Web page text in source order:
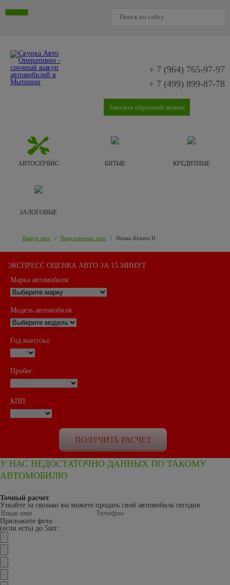
+ 7 (964) 765-97-97
+ 7 (499) 899-87-78
Заказать обратный звонок
АВТОСЕРВИС БИТЫЕ КРЕДИТНЫЕ
ЗАЛОГОВЫЕ
Выкуп авто / Выкупленные авто / Nissan Almera II
ЭКСПРЕСС ОЦЕНКА АВТО ЗА 15 МИНУТ
Марка автомобиля:
Модель автомобиля:
Год выпуска:
Пробег:
КПП:
У НАС НЕДОСТАТОЧНО ДАННЫХ ПО ТАКОМУ
АВТОМОБИЛЮ
Точный расчет
Узнайте за сколько вы можете продать свой автомобиль сегодня
Приложите фото
(если есть) до 5шт.: